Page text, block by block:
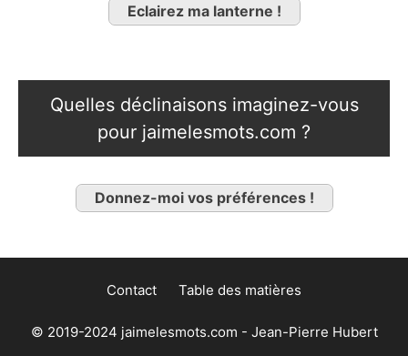
Eclairez ma lanterne !
Quelles déclinaisons imaginez-vous
pour jaimelesmots.com ?
Donnez-moi vos préférences !
Contact Table des matières
© 2019-2024 jaimelesmots.com - Jean-Pierre Hubert